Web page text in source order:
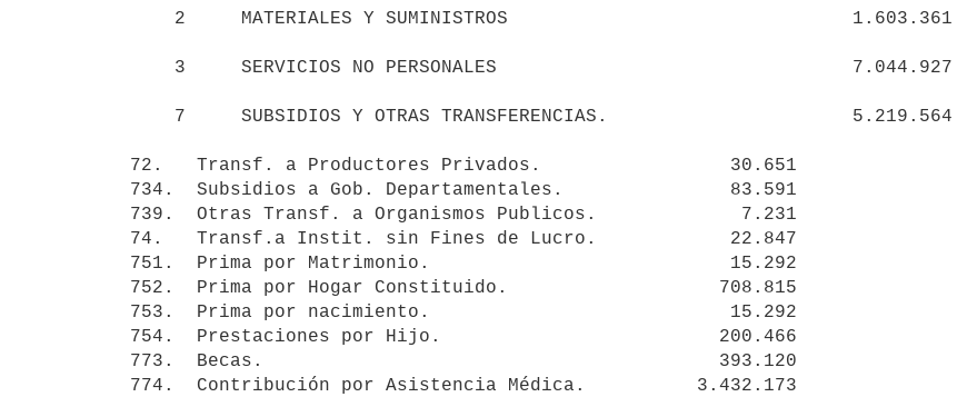
72.   Transf. a Productores Privados.                 30.651
734.  Subsidios a Gob. Departamentales.               83.591
739.  Otras Transf. a Organismos Publicos.             7.231
74.   Transf.a Instit. sin Fines de Lucro.            22.847
751.  Prima por Matrimonio.                           15.292
752.  Prima por Hogar Constituido.                   708.815
753.  Prima por nacimiento.                           15.292
754.  Prestaciones por Hijo.                         200.466
773.  Becas.                                         393.120
774.  Contribución por Asistencia Médica.          3.432.173